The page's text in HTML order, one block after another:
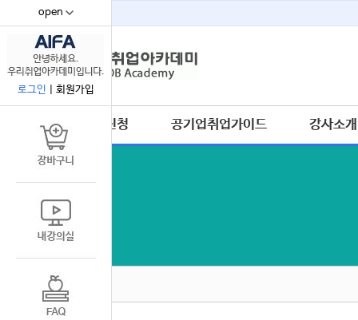
open
로그인 회원가입
수강신청 공기업취업가이드 강사소개